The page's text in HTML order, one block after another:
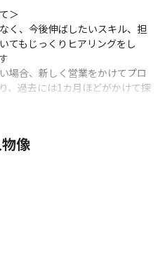
＞
く、今後伸ばしたいスキル、担
てもじっくりヒアリングをし
場合、新しく営業をかけてプロ
、過去には1カ月ほどがかけて探
応じて参画期間は柔軟に変更可
工程により異なりますが、平均
をしています
社内に参画メンバーがいる場合
点の確認等のコミュニケーショ
像